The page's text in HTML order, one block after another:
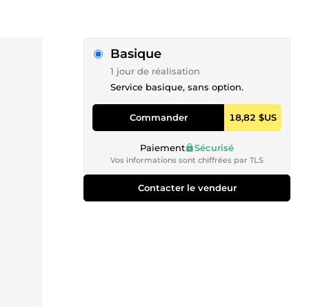
Basique
1 jour de réalisation
Service basique, sans option.
Commander 18,82 $US
Paiement Sécurisé
Vos informations sont chiffrées par TLS
Contacter le vendeur